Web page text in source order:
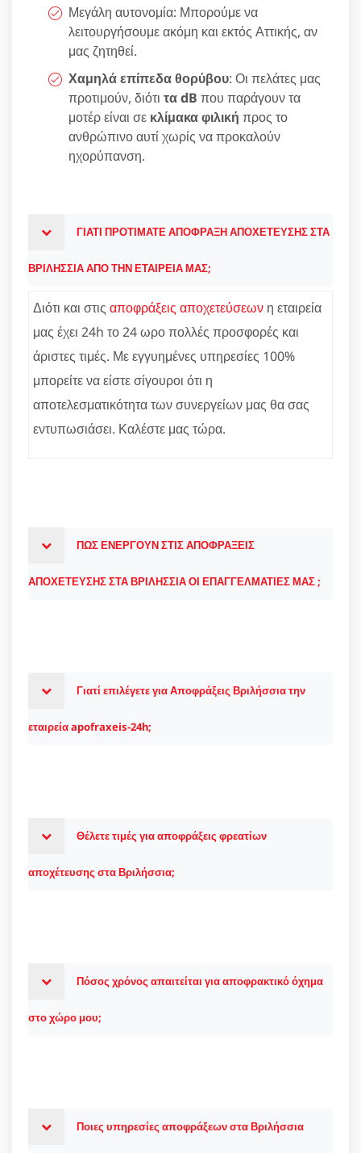
Μεγάλη αυτονομία: Μπορούμε να
λειτουργήσουμε ακόμη και εκτός Αττικής, αν
μας ζητηθεί.
Χαμηλά επίπεδα θορύβου: Οι πελάτες μας
προτιμούν, διότι τα dB που παράγουν τα
μοτέρ είναι σε κλίμακα φιλική προς το
ανθρώπινο αυτί χωρίς να προκαλούν
ηχορύπανση.
ΓΙΑΤΙ ΠΡΟΤΙΜΑΤΕ ΑΠΟΦΡΑΞΗ ΑΠΟΧΕΤΕΥΣΗΣ ΣΤΑ
ΒΡΙΛΗΣΣΙΑ ΑΠΟ ΤΗΝ ΕΤΑΙΡΕΙΑ ΜΑΣ;
Διότι και στις αποφράξεις αποχετεύσεων η εταιρεία
μας έχει 24h το 24 ωρο πολλές προσφορές και
άριστες τιμές. Με εγγυημένες υπηρεσίες 100%
μπορείτε να είστε σίγουροι ότι η
αποτελεσματικότητα των συνεργείων μας θα σας
εντυπωσιάσει. Καλέστε μας τώρα.
ΠΩΣ ΕΝΕΡΓΟΥΝ ΣΤΙΣ ΑΠΟΦΡΑΞΕΙΣ
ΑΠΟΧΕΤΕΥΣΗΣ ΣΤΑ ΒΡΙΛΗΣΣΙΑ ΟΙ ΕΠΑΓΓΕΛΜΑΤΙΕΣ ΜΑΣ ;
Γιατί επιλέγετε για Αποφράξεις Βριλήσσια την
εταιρεία apofraxeis-24h;
Θέλετε τιμές για αποφράξεις φρεατίων
αποχέτευσης στα Βριλήσσια;
Πόσος χρόνος απαιτείται για αποφρακτικό όχημα
στο χώρο μου;
Ποιες υπηρεσίες αποφράξεων στα Βριλήσσια